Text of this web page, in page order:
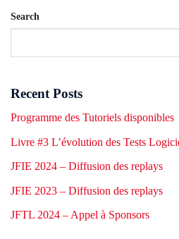
Search
Recent Posts
Programme des Tutoriels disponibles
Livre #3 L’évolution des Tests
JFIE 2024 – Diffusion des replays
JFIE 2023 – Diffusion des replays
JFTL 2024 – Appel à Sponsors